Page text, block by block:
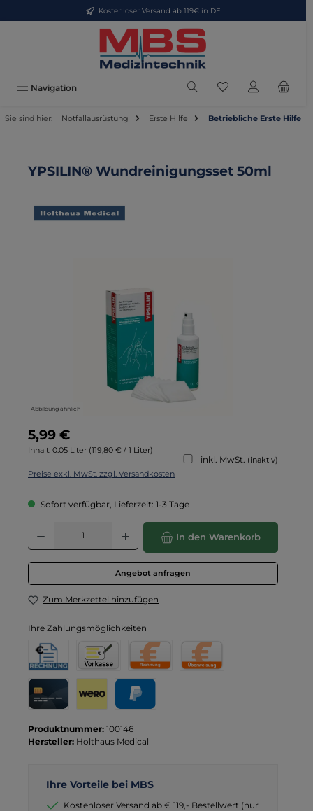
Zum Hauptinhalt springenKostenloser Versand ab 119€ in DE
Navigation Du hast 0
Sie sind hier: Notfallausrüstung Erste Hilfe Betriebliche Erste Hilfe
YPSILIN® Wundreinigungsset 50ml
Abbildung ähnlich
Regulärer Preis:
5,99 €
Inhalt: 0.05 Liter (119,80 € / 1 Liter)
inkl. MwSt. (inaktiv)
Preise exkl. MwSt. zzgl. Versandkosten
Sofort verfügbar, Lieferzeit: 1-3 Tage
Produkt Anzahl: Gib den gewünschten Wert ein oder benutze die
In den Warenkorb
Angebot anfragen
Zum Merkzettel hinzufügen
Ihre Zahlungsmöglichkeiten
Produktnummer: 100146
Hersteller: Holthaus Medical
Ihre Vorteile bei MBS
Kostenloser Versand ab € 119,- Bestellwert (nur